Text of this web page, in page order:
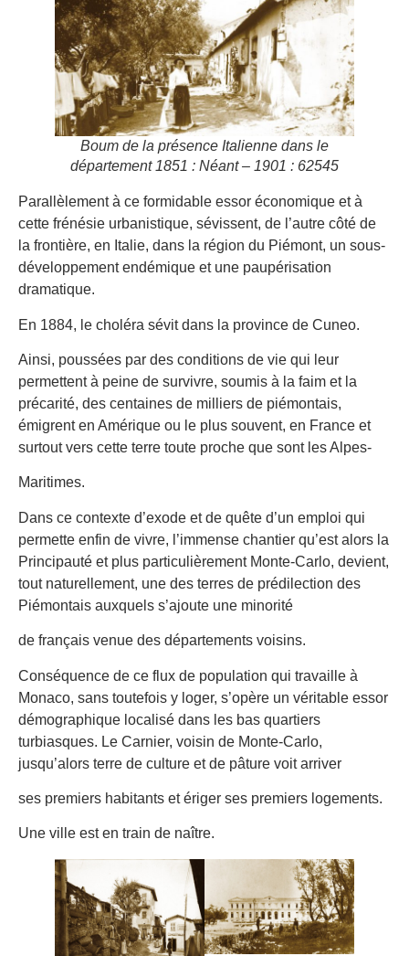
Boum de la présence Italienne dans le
département 1851 : Néant – 1901 : 62545
Parallèlement à ce formidable essor économique et à
cette frénésie urbanistique, sévissent, de l’autre côté de
la frontière, en Italie, dans la région du Piémont, un sous-
développement endémique et une paupérisation
dramatique.
En 1884, le choléra sévit dans la province de Cuneo.
Ainsi, poussées par des conditions de vie qui leur
permettent à peine de survivre, soumis à la faim et la
précarité, des centaines de milliers de piémontais,
émigrent en Amérique ou le plus souvent, en France et
surtout vers cette terre toute proche que sont les Alpes-
Maritimes.
Dans ce contexte d’exode et de quête d’un emploi qui
permette enfin de vivre, l’immense chantier qu’est alors la
Principauté et plus particulièrement Monte-Carlo, devient,
tout naturellement, une des terres de prédilection des
Piémontais auxquels s’ajoute une minorité
de français venue des départements voisins.
Conséquence de ce flux de population qui travaille à
Monaco, sans toutefois y loger, s’opère un véritable essor
démographique localisé dans les bas quartiers
turbiasques. Le Carnier, voisin de Monte-Carlo,
jusqu’alors terre de culture et de pâture voit arriver
ses premiers habitants et ériger ses premiers logements.
Une ville est en train de naître.